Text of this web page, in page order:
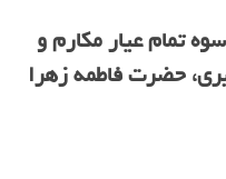
تمام عیار مکارم و
حضرت فاطمه زهرا